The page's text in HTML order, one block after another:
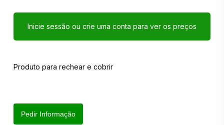
Inicie sessão ou crie uma conta para ver os preços
Produto para rechear e cobrir
Pedir Informação